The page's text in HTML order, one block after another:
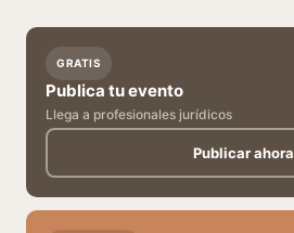
GRATIS
Publica tu evento
Llega a profesionales jurídicos
Publicar ahora